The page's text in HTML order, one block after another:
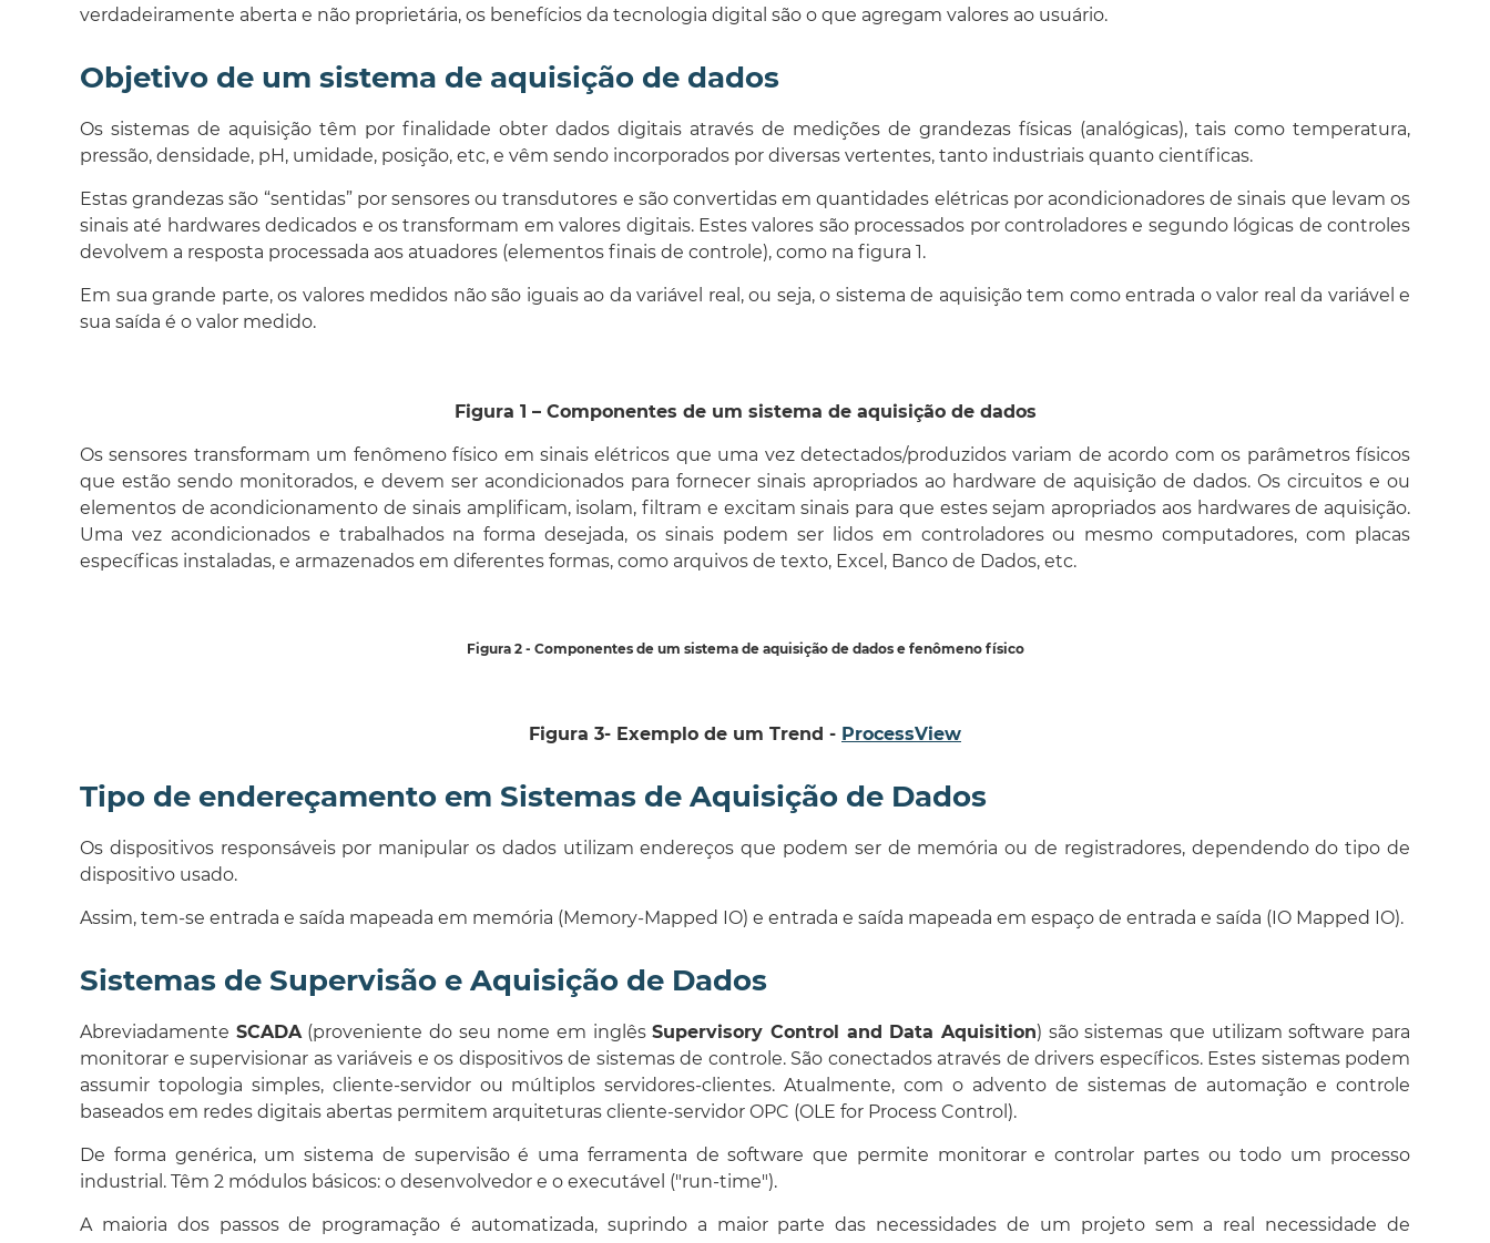
verdadeiramente aberta e não proprietária, os benefícios da tecnologia digital são o que agregam valores ao usuário.
Objetivo de um sistema de aquisição de dados
Os sistemas de aquisição têm por finalidade obter dados digitais através de medições de grandezas físicas (analógicas), tais como temperatura,
pressão, densidade, pH, umidade, posição, etc, e vêm sendo incorporados por diversas vertentes, tanto industriais quanto científicas.
Estas grandezas são “sentidas” por sensores ou transdutores e são convertidas em quantidades elétricas por acondicionadores de sinais que levam os
sinais até hardwares dedicados e os transformam em valores digitais. Estes valores são processados por controladores e segundo lógicas de controles
devolvem a resposta processada aos atuadores (elementos finais de controle), como na figura 1.
Em sua grande parte, os valores medidos não são iguais ao da variável real, ou seja, o sistema de aquisição tem como entrada o valor real da variável e
sua saída é o valor medido.
Figura 1 – Componentes de um sistema de aquisição de dados
Os sensores transformam um fenômeno físico em sinais elétricos que uma vez detectados/produzidos variam de acordo com os parâmetros físicos
que estão sendo monitorados, e devem ser acondicionados para fornecer sinais apropriados ao hardware de aquisição de dados. Os circuitos e ou
elementos de acondicionamento de sinais amplificam, isolam, filtram e excitam sinais para que estes sejam apropriados aos hardwares de aquisição.
Uma vez acondicionados e trabalhados na forma desejada, os sinais podem ser lidos em controladores ou mesmo computadores, com placas
específicas instaladas, e armazenados em diferentes formas, como arquivos de texto, Excel, Banco de Dados, etc.
Figura 2 - Componentes de um sistema de aquisição de dados e fenômeno físico
Figura 3- Exemplo de um Trend - ProcessView
Tipo de endereçamento em Sistemas de Aquisição de Dados
Os dispositivos responsáveis por manipular os dados utilizam endereços que podem ser de memória ou de registradores, dependendo do tipo de
dispositivo usado.
Assim, tem-se entrada e saída mapeada em memória (Memory-Mapped IO) e entrada e saída mapeada em espaço de entrada e saída (IO Mapped IO).
Sistemas de Supervisão e Aquisição de Dados
Abreviadamente SCADA(proveniente do seu nome em inglêsSupervisory Control and Data Aquisition) são sistemas que utilizam software para
monitorar e supervisionar as variáveis e os dispositivos de sistemas de controle. São conectados através de drivers específicos. Estes sistemas podem
assumir topologia simples, cliente-servidor ou múltiplos servidores-clientes. Atualmente, com o advento de sistemas de automação e controle
baseados em redes digitais abertas permitem arquiteturas cliente-servidor OPC (OLE for Process Control).
De forma genérica, um sistema de supervisão é uma ferramenta de software que permite monitorar e controlar partes ou todo um processo
industrial. Têm 2 módulos básicos: o desenvolvedor e o executável ("run-time").
A maioria dos passos de programação é automatizada, suprindo a maior parte das necessidades de um projeto sem a real necessidade de